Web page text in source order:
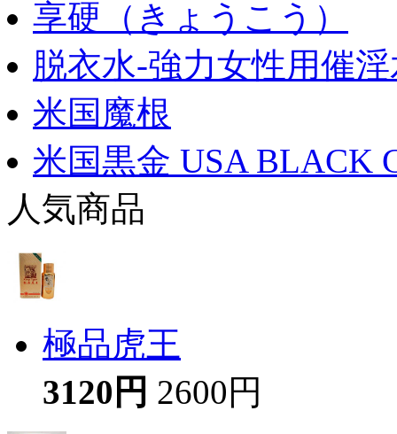
享硬（きょうこう）
脱衣水-強力女性用催
米国魔根
米国黒金 USA BLACK
人気商品
極品虎王
3120円 2600円